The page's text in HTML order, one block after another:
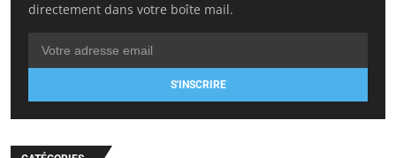
directement dans votre boîte mail.
S'INSCRIRE